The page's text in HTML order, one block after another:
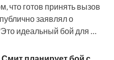
что готов принять вызов
заявлял о
идеальный бой для …